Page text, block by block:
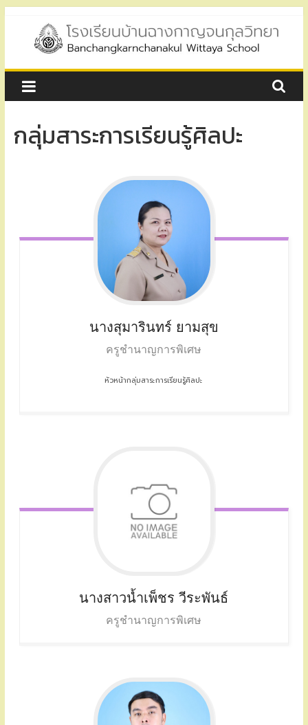
content
โรงเรียน
บ้าน
ฉาง
จน
กลุ่มสาระการเรียนรู้ศิลปะ
นางสุมารินทร์ ยามสุข
ครูชำนาญการพิเศษ
หัวหน้ากลุ่มสาระการเรียนรู้ศิลปะ
นางสาวน้ำเพ็ชร วีระพันธ์
ครูชำนาญการพิเศษ